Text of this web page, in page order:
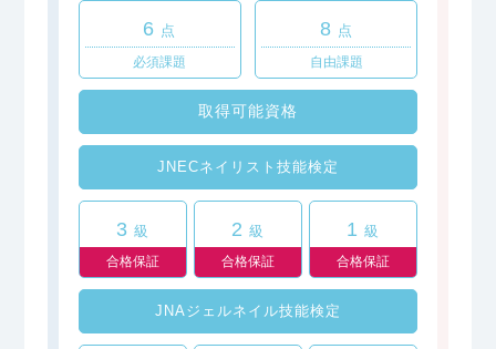
6 点
必須課題
8 点
自由課題
取得可能資格
JNECネイリスト技能検定
3 級
合格保証
2 級
合格保証
1 級
合格保証
JNAジェルネイル技能検定